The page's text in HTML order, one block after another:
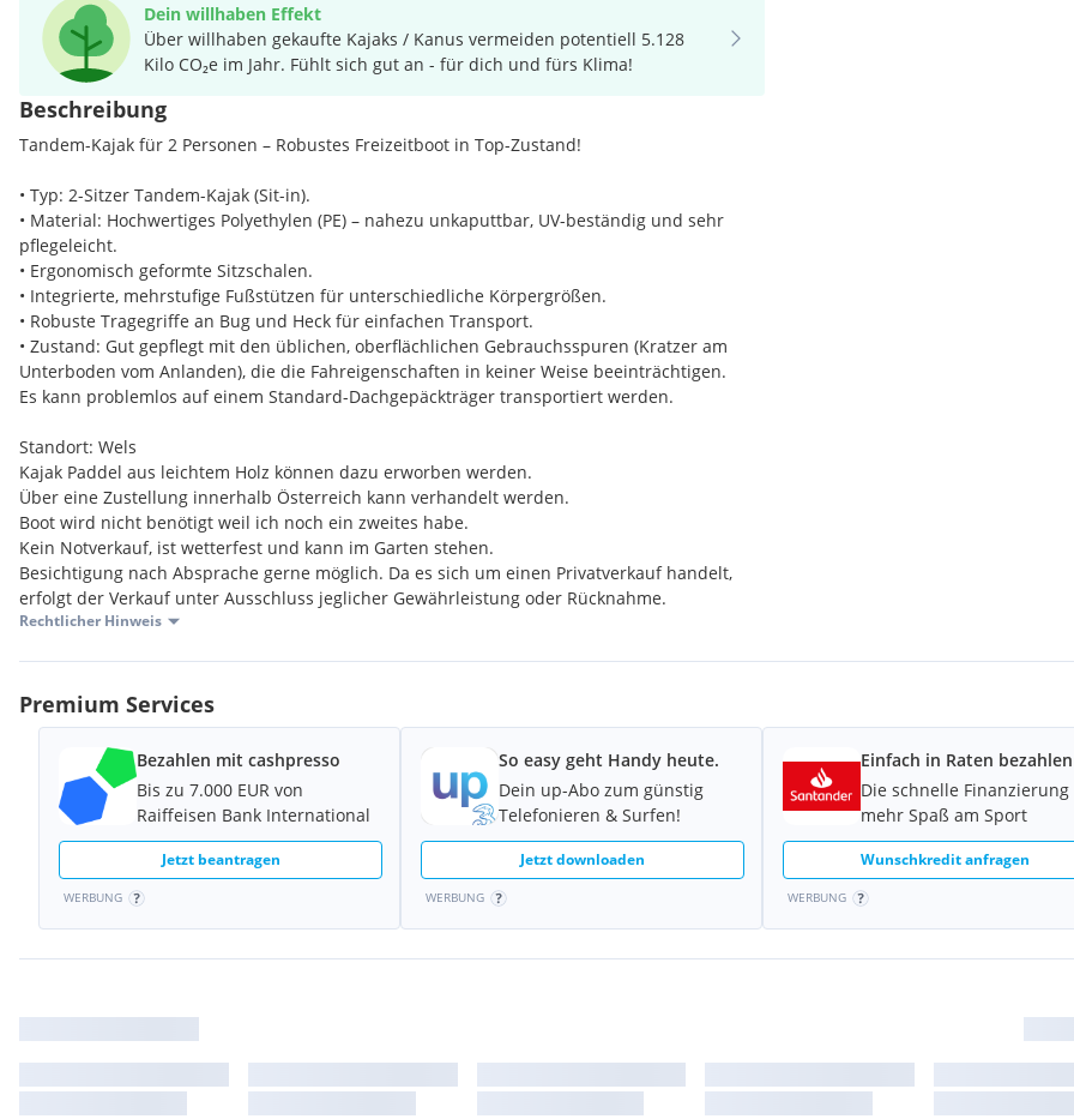
Dein willhaben Effekt
Über willhaben gekaufte Kajaks / Kanus vermeiden potentiell 5.128
Kilo CO₂e im Jahr. Fühlt sich gut an - für dich und fürs Klima!
Beschreibung
Tandem-Kajak für 2 Personen – Robustes Freizeitboot in Top-Zustand!
• Typ: 2-Sitzer Tandem-Kajak (Sit-in).
• Material: Hochwertiges Polyethylen (PE) – nahezu unkaputtbar, UV-beständig und sehr
pflegeleicht.
• Ergonomisch geformte Sitzschalen.
• Integrierte, mehrstufige Fußstützen für unterschiedliche Körpergrößen.
• Robuste Tragegriffe an Bug und Heck für einfachen Transport.
• Zustand: Gut gepflegt mit den üblichen, oberflächlichen Gebrauchsspuren (Kratzer am
Unterboden vom Anlanden), die die Fahreigenschaften in keiner Weise beeinträchtigen.
Es kann problemlos auf einem Standard-Dachgepäckträger transportiert werden.
Standort: Wels
Kajak Paddel aus leichtem Holz können dazu erworben werden.
Über eine Zustellung innerhalb Österreich kann verhandelt werden.
Boot wird nicht benötigt weil ich noch ein zweites habe.
Kein Notverkauf, ist wetterfest und kann im Garten stehen.
Besichtigung nach Absprache gerne möglich. Da es sich um einen Privatverkauf handelt,
erfolgt der Verkauf unter Ausschluss jeglicher Gewährleistung oder Rücknahme.
Rechtlicher Hinweis
Premium Services
Bezahlen mit cashpresso
Bis zu 7.000 EUR von
Raiffeisen Bank International
Jetzt beantragen
WERBUNG
So easy geht Handy heute.
Dein up-Abo zum günstig
Telefonieren & Surfen!
Jetzt downloaden
WERBUNG
Einfach in Raten bezahlen
Die schnelle
mehr Spaß am Sport
Wunschkredit anfragen
WERBUNG